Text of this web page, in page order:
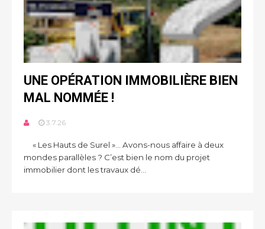
UNE OPÉRATION IMMOBILIÈRE BIEN
MAL NOMMÉE !
3.7.26
« Les Hauts de Surel »... Avons-nous affaire à deux
mondes parallèles ? C’est bien le nom du projet
immobilier dont les travaux dé...